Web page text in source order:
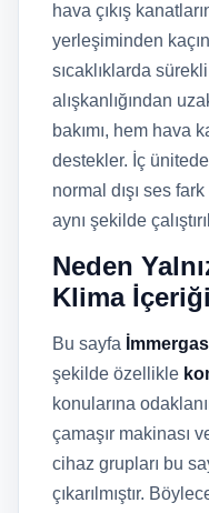
hava çıkış
yerleşiminden
sıcaklıklarda
alışkanlığından
bakımı, hem hava
destekler. İç
normal dışı ses
aynı şekilde
Neden
Klima
Bu sayfa İmmergas
şekilde özellikle
konularına
çamaşır makinası
cihaz grupları bu
çıkarılmıştır.